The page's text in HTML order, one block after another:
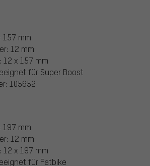
157 mm
12 mm
12 x 157 mm
für Super Boost
105652
197 mm
12 mm
12 x 197 mm
für Fatbike